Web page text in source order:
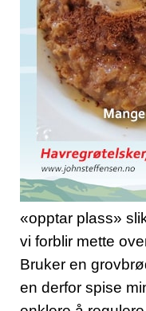
«opptar plass»
vi forblir mette
Bruker en
en derfor spise